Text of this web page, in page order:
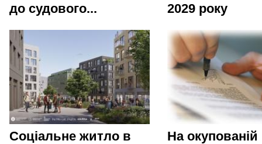
до судового...
2029 року
Соціальне житло в
На окупованій